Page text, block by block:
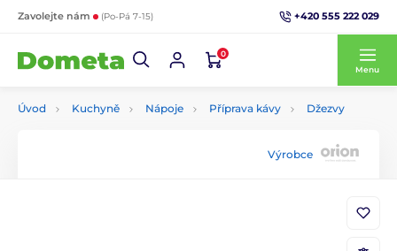
Zavolejte nám (Po-Pá 7-15) +420 555 222 029
0
Menu
Úvod Kuchyně Nápoje Příprava kávy Džezvy
Výrobce